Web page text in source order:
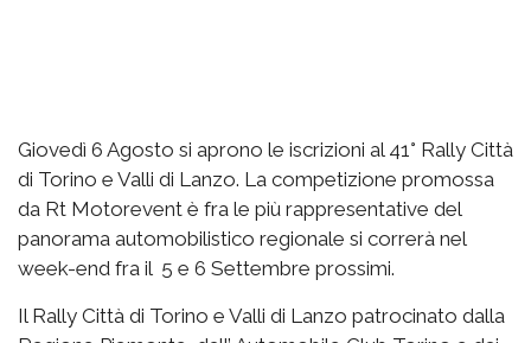
Giovedì 6 Agosto si aprono le iscrizioni al 41° Rally Città
di Torino e Valli di Lanzo. La competizione promossa
da Rt Motorevent è fra le più rappresentative del
panorama automobilistico regionale si correrà nel
week-end fra il 5 e 6 Settembre prossimi.
Il Rally Città di Torino e Valli di Lanzo patrocinato dalla